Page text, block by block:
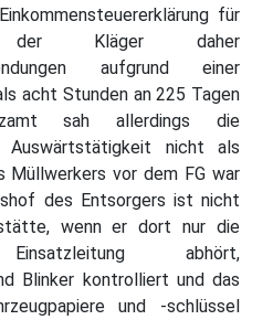
für
Kläger daher
aufgrund einer
acht Stunden an 225 Tagen
sah allerdings die
Auswärtstätigkeit nicht als
Müllwerkers vor dem FG war
des Entsorgers ist nicht
wenn er dort nur die
abhört,
Blinker kontrolliert und das
und -schlüssel